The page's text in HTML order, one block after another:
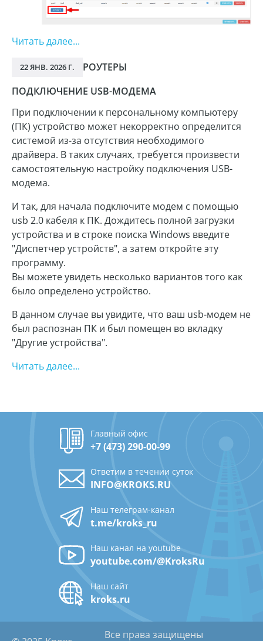
Читать далее...
22 ЯНВ. 2026 Г.
РОУТЕРЫ
ПОДКЛЮЧЕНИЕ USB-МОДЕМА
При подключении к персональному компьютеру
(ПК) устройство может некорректно определится
системой из-за отсутствия необходимого
драйвера. В таких случаях, требуется произвести
самостоятельную настройку подключения USB-
модема.
И так, для начала подключите модем с помощью
usb 2.0 кабеля к ПК. Дождитесь полной загрузки
устройства и в строке поиска Windows введите
"Диспетчер устройств", а затем откройте эту
программу.
Вы можете увидеть несколько вариантов того как
было определено устройство.
В данном случае вы увидите, что ваш usb-модем не
был распознан ПК и был помещен во вкладку
"Другие устройства".
Читать далее...
Главный офис
+7 (473) 290-00-99
Ответим в течении суток
INFO@KROKS.RU
Наш телеграм-канал
t.me/kroks_ru
Наш канал на youtube
youtube.com/@KroksRu
Наш сайт
kroks.ru
Все права защищены